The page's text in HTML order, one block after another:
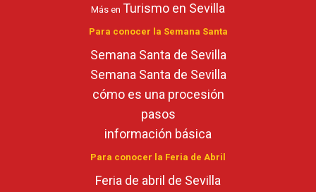
Más en Turismo en Sevilla
Para conocer la Semana Santa
Semana Santa de Sevilla
Semana Santa de Sevilla
cómo es una procesión
pasos
información básica
Para conocer la Feria de Abril
Feria de abril de Sevilla